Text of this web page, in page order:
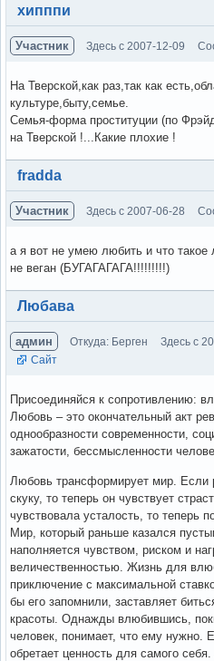
Вне форума
хипппи
Участник Здесь с 2007-12-09
На Тверской,как раз,так как
культуре,быту,семье.
Семья-форма проституции (по
на Тверской !...Какие плохие !
Вне форума
fradda
Участник Здесь с 2007-06-28
а я вот не умею любить и что
не веган (БУГАГАГАГА!!!!!!!!!)
Вне форума
Любава
админ Откуда: Берген Здесь с
Сайт
Присоединяйся к сопротивлению:
Любовь – это окончательный акт
однообразности современности,
зажатости, бессмысленности
Любовь трансформирует мир. Если
скуку, то теперь он чувствует
чувствовала усталость, то теперь
Мир, который раньше казался
наполняется чувством, риском и
величественностью. Жизнь для
приключение с максимальной
бы его запомнили, заставляет
красоты. Однажды влюбившись,
человек, понимает, что ему нужно.
обретает ценность для самого